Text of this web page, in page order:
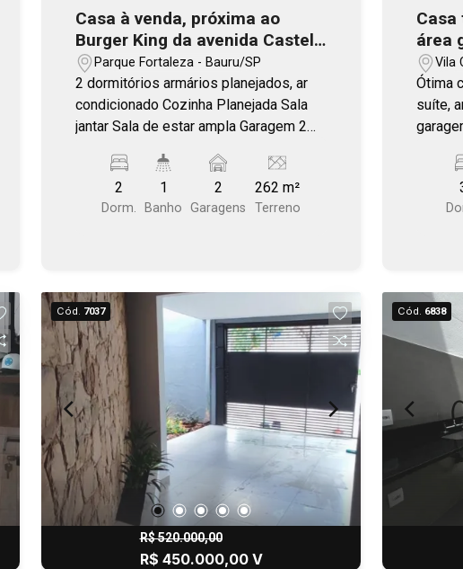
Casa à venda, próxima ao
Burger King da avenida Castelo
Branco
Parque Fortaleza - Bauru/SP
2 dormitórios armários planejados, ar
condicionado Cozinha Planejada Sala
jantar Sala de estar ampla Garagem 2
2
Dorm.
1
Banho
2
Garagens
262 m²
Terreno
área
Vila
Ótima
suíte,
Cód. 7037
R$ 520.000,00
R$ 450.000,00 V
Cód. 6838